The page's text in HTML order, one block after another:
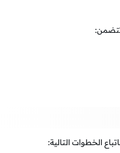
تتضمن:
الخطوات التالية: